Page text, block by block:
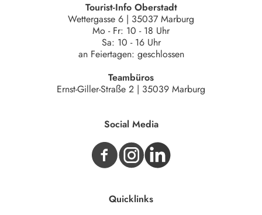
Tourist-Info Oberstadt
Wettergasse 6 | 35037 Marburg
Mo - Fr: 10 - 18 Uhr
Sa: 10 - 16 Uhr
an Feiertagen: geschlossen
Teambüros
Ernst-Giller-Straße 2 | 35039 Marburg
Social Media
Quicklinks